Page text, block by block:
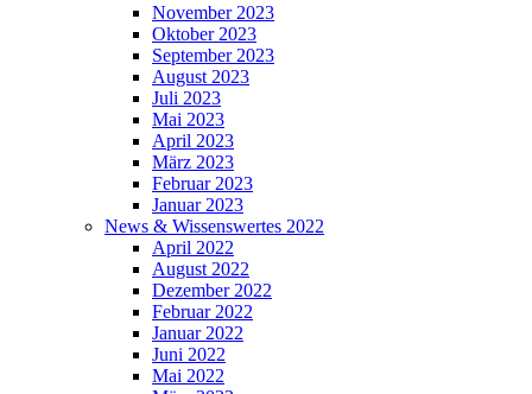
November 2023
Oktober 2023
September 2023
August 2023
Juli 2023
Mai 2023
April 2023
März 2023
Februar 2023
Januar 2023
News & Wissenswertes 2022
April 2022
August 2022
Dezember 2022
Februar 2022
Januar 2022
Juni 2022
Mai 2022